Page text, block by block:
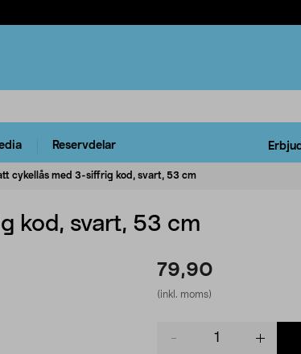
Reservdelar
cykellås med 3-siffrig kod, svart, 53 cm
kod, svart, 53 cm
79,90
(inkl. moms)